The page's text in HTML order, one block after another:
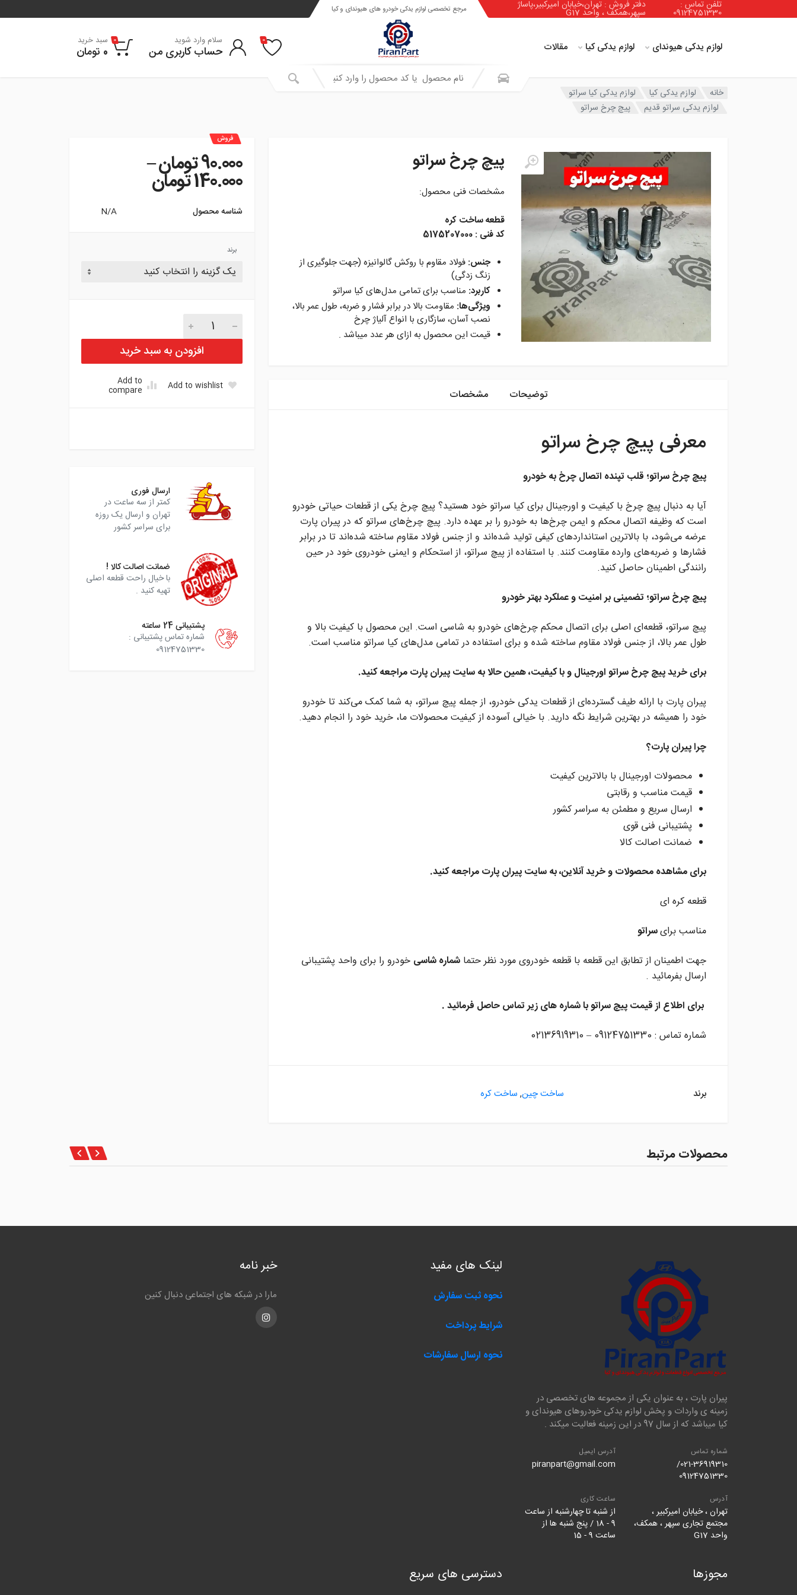
تلفن تماس :
09124751330
دفتر فروش : تهران،خیابان امیرکبیر،پاساژ
سپهر،همکف ، واحد G17
لوازم یدکی هیوندای لوازم یدکی کیا مقالات
مرجع تخصصی لوازم یدکی خودرو های هیوندای و کیا
0 سلام وارد شوید
حساب کاربری من
0 سبد خرید
0 تومان
خانه لوازم یدکی کیا
لوازم یدکی کیا سراتو
لوازم یدکی سراتو قدیم
پیچ چرخ سراتو
پیچ چرخ سراتو
مشخصات فنی محصول:
قطعه ساخت کره
کد فنی : 5175207000
جنس: فولاد مقاوم با روکش گالوانیزه (جهت جلوگیری از
زنگ زدگی)
کاربرد: مناسب برای تمامی مدل‌های کیا سراتو
ویژگی‌ها: مقاومت بالا در برابر فشار و ضربه، طول عمر بالا،
نصب آسان، سازگاری با انواع آلیاژ چرخ
قیمت این محصول به ازای هر عدد میباشد .
فروش
90.000تومان–
140.000تومان
شناسه محصول N/A
برند
پیچ چرخ سراتو تعداد
افزودن به سبد خرید
Add to wishlist
Add to
compare
ارسال فوری
کمتر از سه ساعت در
تهران و ارسال یک روزه
برای سراسر کشور
ضمانت اصالت کالا !
با خیال راحت قطعه اصلی
تهیه کنید .
پشتیبانی 24 ساعته
شماره تماس پشتیبانی :
09124751330
توضیحات مشخصات
معرفی پیچ چرخ سراتو
پیچ چرخ سراتو؛ قلب تپنده اتصال چرخ به خودرو
آیا به دنبال پیچ چرخ با کیفیت و اورجینال برای کیا سراتو خود هستید؟ پیچ چرخ یکی از قطعات حیاتی خودرو
است که وظیفه اتصال محکم و ایمن چرخ‌ها به خودرو را بر عهده دارد. پیچ چرخ‌های سراتو که در پیران پارت
عرضه می‌شود، با بالاترین استانداردهای کیفی تولید شده‌اند و از جنس فولاد مقاوم ساخته شده‌اند تا در برابر
فشارها و ضربه‌های وارده مقاومت کنند. با استفاده از پیچ سراتو، از استحکام و ایمنی خودروی خود در حین
رانندگی اطمینان حاصل کنید.
پیچ چرخ سراتو؛ تضمینی بر امنیت و عملکرد بهتر خودرو
پیچ سراتو، قطعه‌ای اصلی برای اتصال محکم چرخ‌های خودرو به شاسی است. این محصول با کیفیت بالا و
طول عمر بالا، از جنس فولاد مقاوم ساخته شده و برای استفاده در تمامی مدل‌های کیا سراتو مناسب است.
برای خرید پیچ چرخ سراتو اورجینال و با کیفیت، همین حالا به سایت پیران پارت مراجعه کنید.
پیران پارت با ارائه طیف گسترده‌ای از قطعات یدکی خودرو، از جمله پیچ سراتو، به شما کمک می‌کند تا خودرو
خود را همیشه در بهترین شرایط نگه دارید. با خیالی آسوده از کیفیت محصولات ما، خرید خود را انجام دهید.
چرا پیران پارت؟
محصولات اورجینال با بالاترین کیفیت
قیمت مناسب و رقابتی
ارسال سریع و مطمئن به سراسر کشور
پشتیبانی فنی قوی
ضمانت اصالت کالا
برای مشاهده محصولات و خرید آنلاین، به سایت پیران پارت مراجعه کنید.
قطعه کره ای
مناسب برایسراتو
جهت اطمینان از تطابق این قطعه با قطعه خودروی مورد نظر حتما شماره شاسی خودرو را برای واحد پشتیبانی
ارسال بفرمائید .
برای اطلاع از قیمت پیچ سراتوبا شماره های زیر تماس حاصل فرمائید .
شماره تماس : 09124751330 – 02136919310
برند ساخت چین, ساخت کره
محصولات مرتبط
پیران پارت ، به عنوان یکی از مجموعه های تخصصی در
زمینه ی واردات و پخش لوازم یدکی خودروهای هیوندای و
کیا میباشد که از سال 97 در این زمینه فعالیت میکند .
شماره تماس
021-36919310/
09124751330
آدرس ایمیل
piranpart@gmail.com
آدرس
تهران ، خیابان امیرکبیر ،
مجتمع تجاری سپهر ، همکف،
واحد G17
ساعت کاری
از شنبه تا چهارشنبه از ساعت
9 - 18 / پنج شنبه ها از
ساعت 9 - 15
لینک های مفید
نحوه ثبت سفارش
شرایط پرداخت
نحوه ارسال سفارشات
خبر نامه
مارا در شبکه های اجتماعی دنبال کنین
Instagram
مجوزها دسترسی های سریع